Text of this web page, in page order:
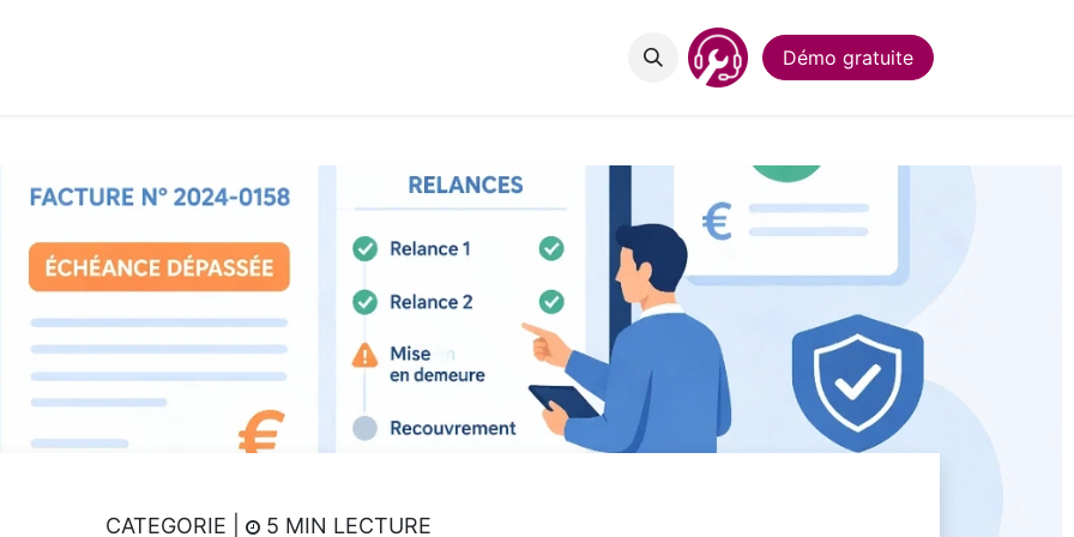
Démo gratuite
CATEGORIE | 5 MIN LECTURE